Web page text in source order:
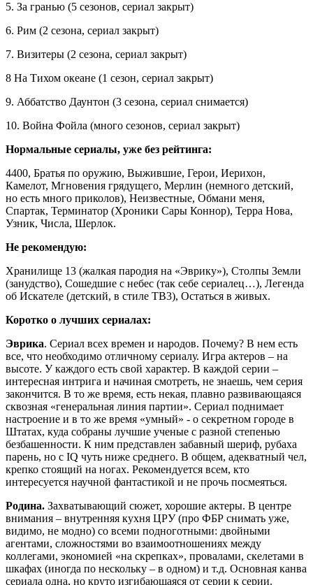
5. За гранью (5 сезонов, сериал закрыт)
6. Рим (2 сезона, сериал закрыт)
7. Визитеры (2 сезона, сериал закрыт)
8 На Тихом океане (1 сезон, сериал закрыт)
9. Аббатство Даунтон (3 сезона, сериал снимается)
10. Война Фойла (много сезонов, сериал закрыт)
Нормальные сериалы, уже без рейтинга:
4400, Братья по оружию, Выжившие, Герои, Иерихон,
Камелот, Мгновения грядущего, Мерлин (немного детский,
но есть много приколов), Неизвестные, Обмани меня,
Спартак, Терминатор (Хроники Сары Коннор), Терра Нова,
Узник, Числа, Шерлок.
Не рекомендую:
Хранилище 13 (жалкая пародия на «Эврику»), Столпы Земли
(занудство), Сошедшие с небес (так себе сериалец…), Легенда
об Искателе (детский, в стиле ТВ3), Остаться в живых.
Коротко о лучших сериалах:
Эврика. Сериал всех времен и народов. Почему? В нем есть
все, что необходимо отличному сериалу. Игра актеров – на
высоте. У каждого есть свой характер. В каждой серии –
интересная интрига и начиная смотреть, не знаешь, чем серия
закончится. В то же время, есть некая, плавно развивающаяся
сквозная «генеральная линия партии». Сериал поднимает
настроение и в то же время «умный» - о секретном городе в
Штатах, куда собраны лучшие ученые с разной степенью
безбашенности. К ним представлен забавный шериф, рубаха
парень, но с IQ чуть ниже среднего. В общем, адекватный чел,
крепко стоящий на ногах. Рекомендуется всем, кто
интересуется научной фантастикой и не прочь посмеяться.
Родина. Захватывающий сюжет, хорошие актеры. В центре
внимания – внутренняя кухня ЦРУ (про ФБР снимать уже,
видимо, не модно) со всеми подноготными: двойными
агентами, сложностями во взаимоотношениях между
коллегами, экономией «на скрепках», провалами, скелетами в
шкафах (иногда по нескольку – в одном) и т.д. Основная канва
сериала одна, но круто изгибающаяся от серии к серии.